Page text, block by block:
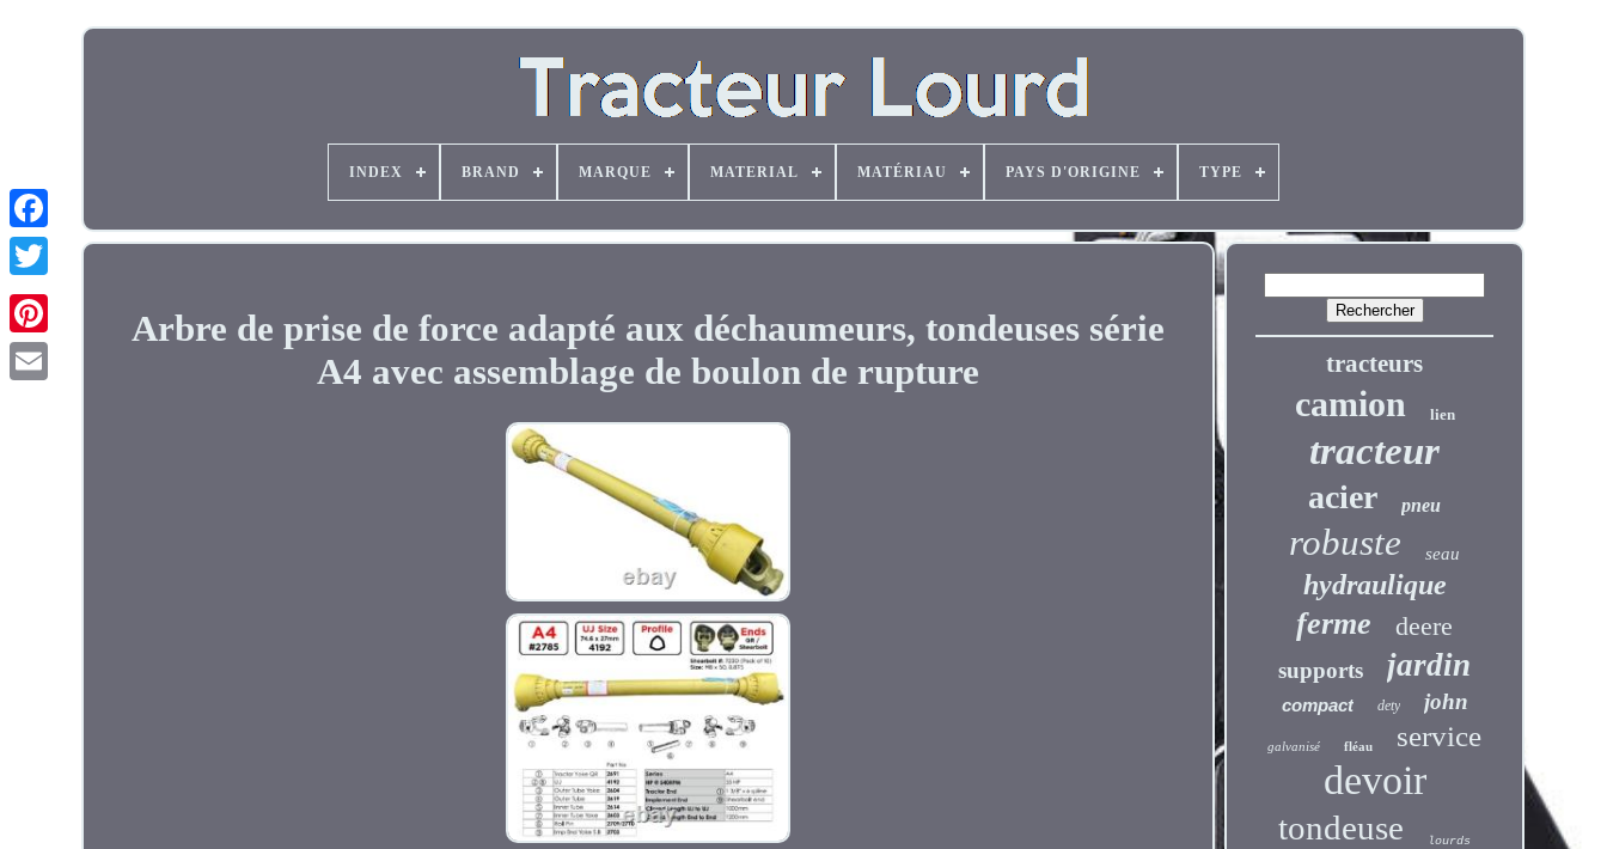
INDEX BRAND MARQUE MATERIAL MATÉRIAU PAYS D'ORIGINE TYPE
Arbre de prise de force adapté aux déchaumeurs, tondeuses série
A4 avec assemblage de boulon de rupture
tracteurs
camion lien
tracteur
acier pneu
robuste seau
hydraulique
ferme deere
supports jardin
compact dety john
galvanisé fléau service
devoir
tondeuse lourds